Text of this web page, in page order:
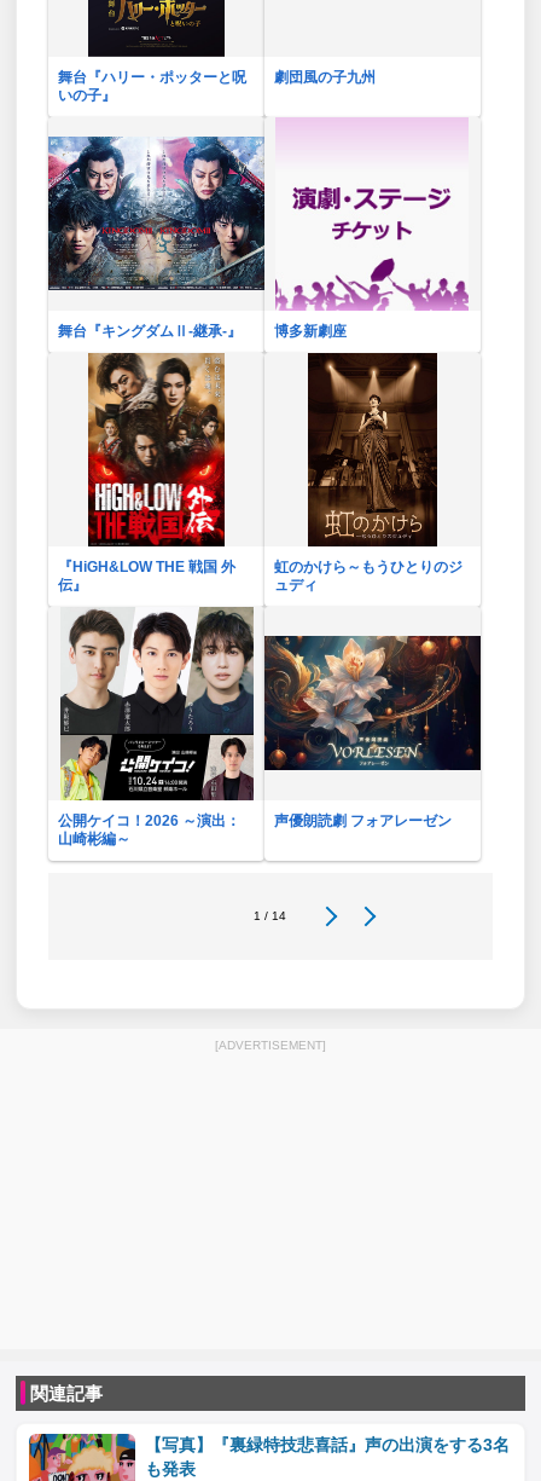
舞台『ハリー・ポッターと呪
いの子』
劇団風の子九州
舞台『キングダムⅡ-継承-』 博多新劇座
『HiGH&LOW THE 戦国 外
伝』
虹のかけら～もうひとりのジ
ュディ
公開ケイコ！2026 ～演出：
山崎彬編～
声優朗読劇 フォアレーゼン
1 / 14
[ADVERTISEMENT]
関連記事
【写真】『裏緑特技悲喜話』声の出演をする3名
も発表